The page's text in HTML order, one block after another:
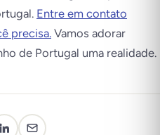
Entre em contato
precisa. Vamos adorar
de Portugal uma realidade.